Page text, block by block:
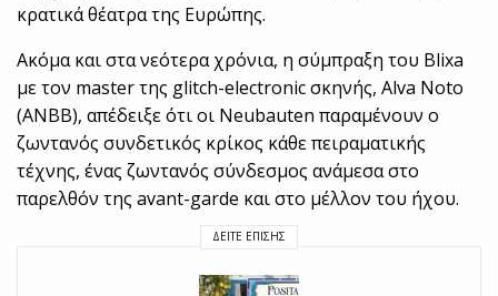
κρατικά θέατρα της Ευρώπης.
Ακόμα και στα νεότερα χρόνια, η σύμπραξη του Blixa
με τον master της glitch-electronic σκηνής, Alva Noto
(ANBB), απέδειξε ότι οι Neubauten παραμένουν ο
ζωντανός συνδετικός κρίκος κάθε πειραματικής
τέχνης, ένας ζωντανός σύνδεσμος ανάμεσα στο
παρελθόν της avant-garde και στο μέλλον του ήχου.
ΔΕΊΤΕ ΕΠΊΣΗΣ